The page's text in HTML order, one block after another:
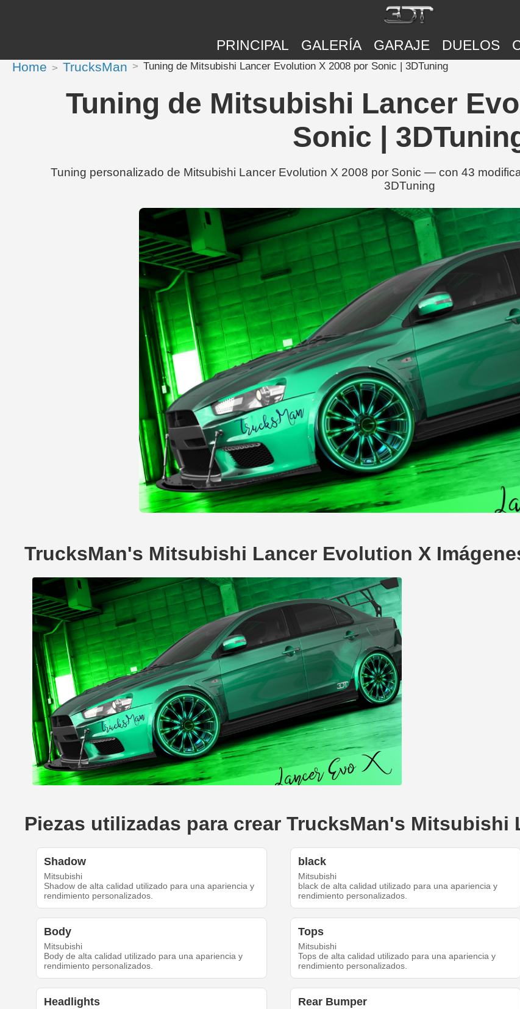
PRINCIPAL GALERÍA GARAJE DUELOS
Home TrucksMan Tuning de Mitsubishi Lancer Evolution X 2008 por Sonic | 3DTuning
Tuning de Mitsubishi Lancer
Sonic |
Tuning personalizado de Mitsubishi Lancer Evolution X 2008 por Sonic — con 43
3DTuning
TrucksMan's Mitsubishi Lancer Evolution X
Piezas utilizadas para crear TrucksMan's Mitsubishi
Shadow
Mitsubishi
Shadow de alta calidad utilizado para una apariencia y
rendimiento personalizados.
black
Mitsubishi
black de alta calidad utilizado para una apariencia y
rendimiento personalizados.
Body
Mitsubishi
Body de alta calidad utilizado para una apariencia y
rendimiento personalizados.
Tops
Mitsubishi
Tops de alta calidad utilizado para una apariencia y
rendimiento personalizados.
Headlights Rear Bumper